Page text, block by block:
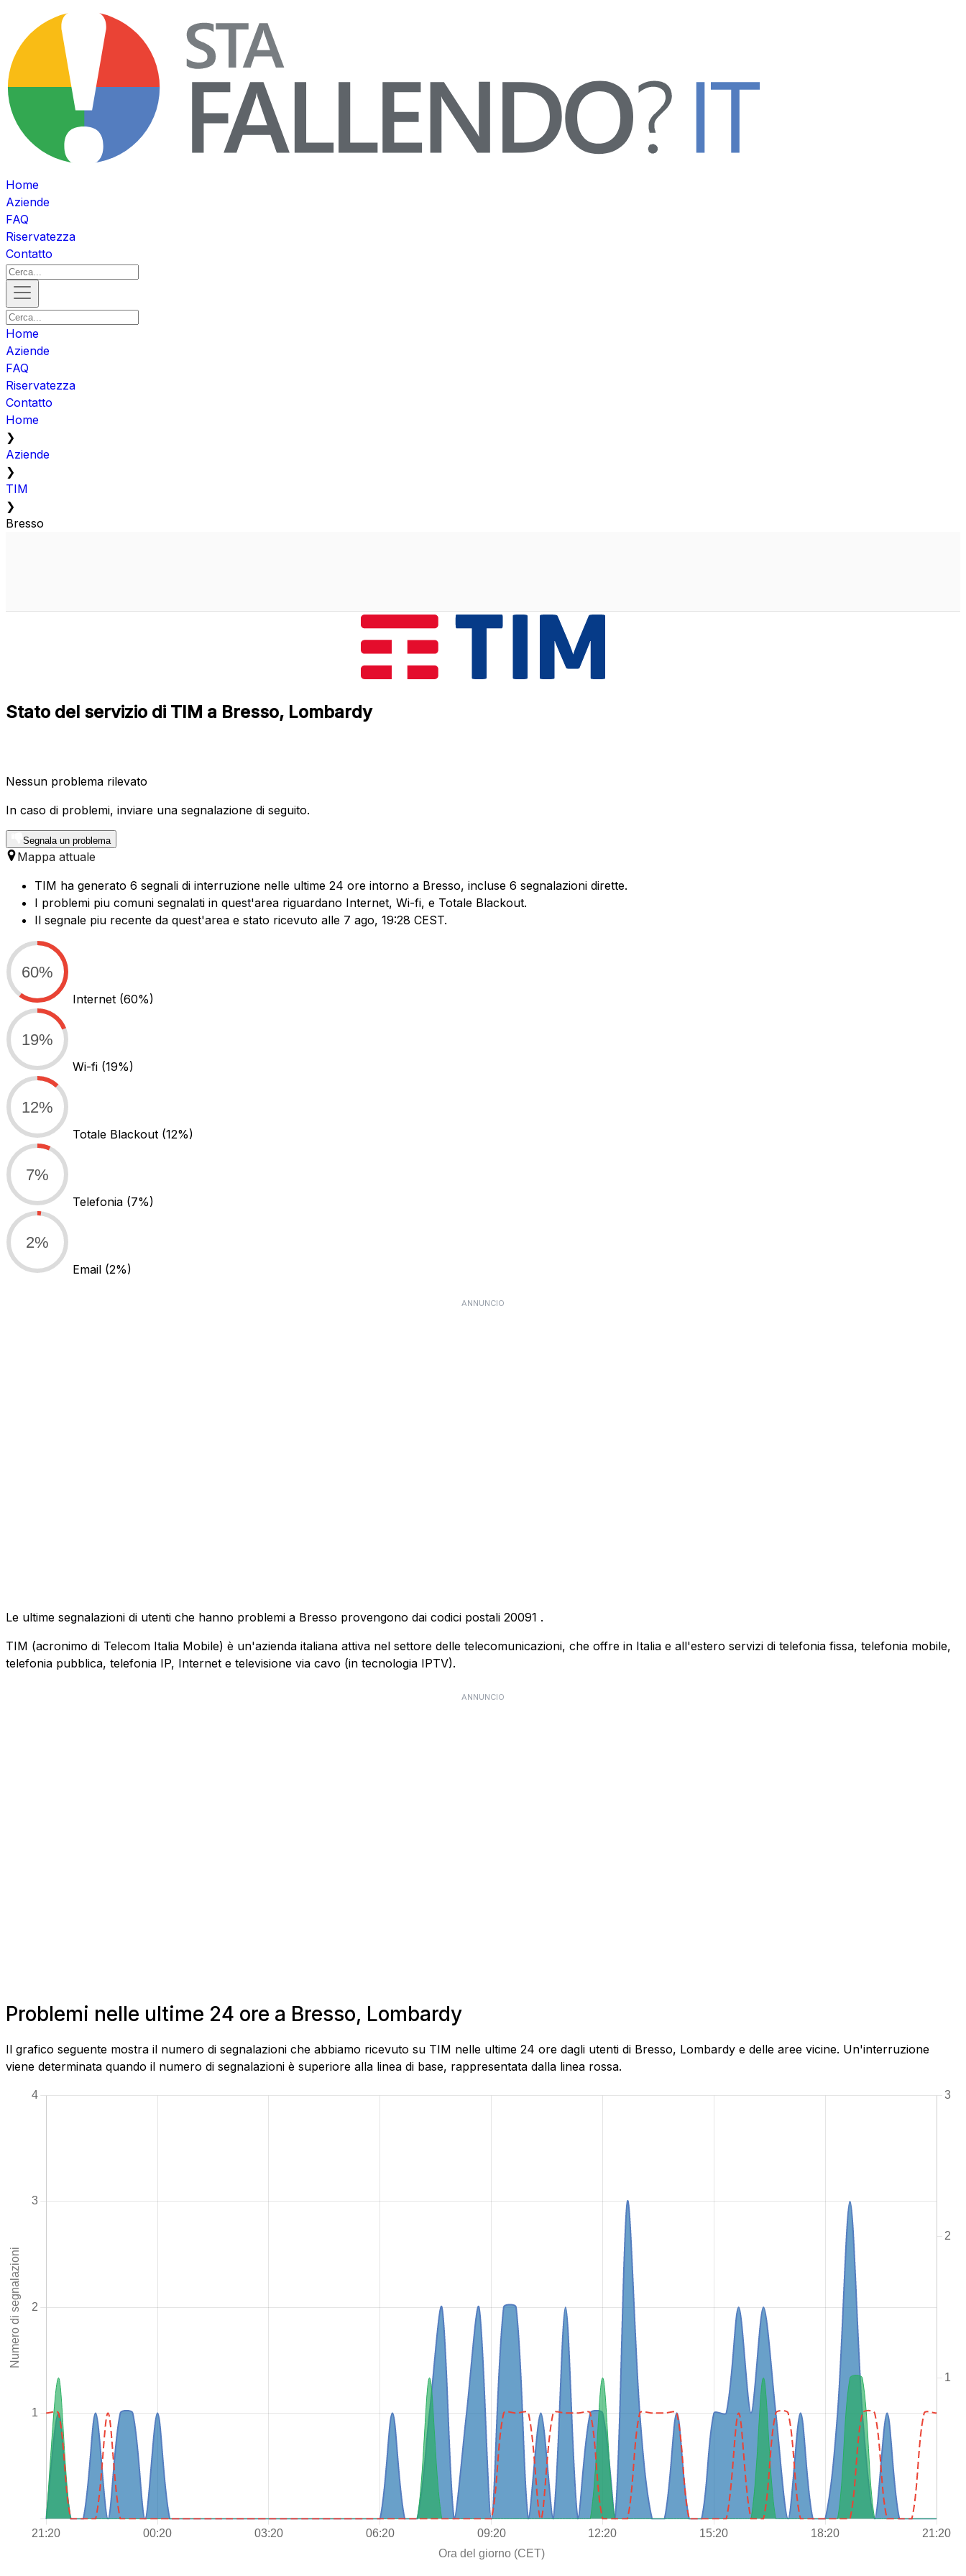
Home
Aziende
FAQ
Riservatezza
Contatto
Home
Aziende
FAQ
Riservatezza
Contatto
Home
❯
Aziende
❯
TIM
❯
Bresso
Stato del servizio di TIM a Bresso, Lombardy
Nessun problema rilevato
In caso di problemi, inviare una segnalazione di seguito.
Segnala un problema
Mappa attuale
TIM ha generato 6 segnali di interruzione nelle ultime 24 ore intorno a Bresso, incluse 6 segnalazioni dirette.
I problemi piu comuni segnalati in quest'area riguardano Internet, Wi-fi, e Totale Blackout.
Il segnale piu recente da quest'area e stato ricevuto alle 7 ago, 19:28 CEST.
60%
Internet (60%)
19%
Wi-fi (19%)
12%
Totale Blackout (12%)
7%
Telefonia (7%)
2%
Email (2%)
ANNUNCIO
Le ultime segnalazioni di utenti che hanno problemi a Bresso provengono dai codici postali 20091 .
TIM (acronimo di Telecom Italia Mobile) è un'azienda italiana attiva nel settore delle telecomunicazioni, che offre in Italia e all'estero servizi di telefonia fissa, telefonia mobile,
telefonia pubblica, telefonia IP, Internet e televisione via cavo (in tecnologia IPTV).
ANNUNCIO
Problemi nelle ultime 24 ore a Bresso, Lombardy
Il grafico seguente mostra il numero di segnalazioni che abbiamo ricevuto su TIM nelle ultime 24 ore dagli utenti di Bresso, Lombardy e delle aree vicine. Un'interruzione
viene determinata quando il numero di segnalazioni è superiore alla linea di base, rappresentata dalla linea rossa.